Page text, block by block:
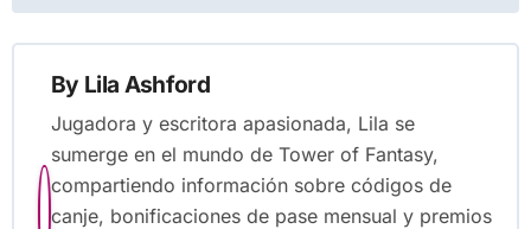
By Lila Ashford
Jugadora y escritora apasionada, Lila se
sumerge en el mundo de Tower of Fantasy,
compartiendo información sobre códigos de
canje, bonificaciones de pase mensual y premios